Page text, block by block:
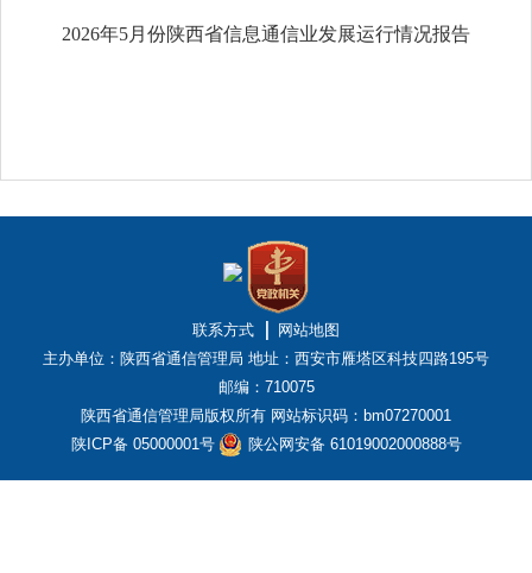
2026年5月份陕西省信息通信业发展运行情况报告
联系方式
网站地图
主办单位：陕西省通信管理局 地址：西安市雁塔区科技四路195号
邮编：710075
陕西省通信管理局版权所有 网站标识码：bm07270001
陕ICP备 05000001号
陕公网安备 61019002000888号